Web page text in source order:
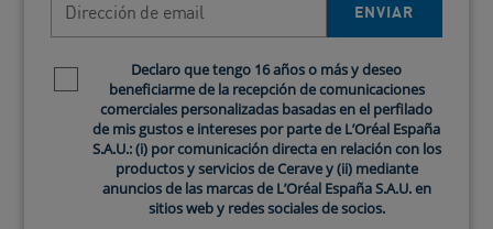
Descubre el limpiador facial de
CeraVe ideal para tu piel
Limpiador Control Imperfecciones
Gel Control Imperfecciones
Serum Retinol Anti-marcas
ENVIAR
Newsletter policyDeclaro que tengo 16 años o más y deseo
beneficiarme de la recepción de comunicaciones
comerciales personalizadas basadas en el perfilado
de mis gustos e intereses por parte de L’Oréal España
S.A.U.: (i) por comunicación directa en relación con los
productos y servicios de Cerave y (ii) mediante
anuncios de las marcas de L’Oréal España S.A.U. en
sitios web y redes sociales de socios.